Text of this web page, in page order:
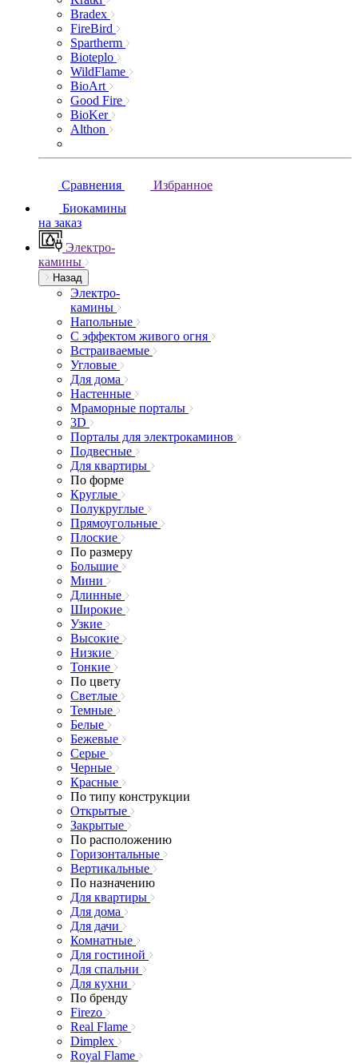
Bradex
FireBird
Spartherm
Bioteplo
WildFlame
BioArt
Good Fire
BioKer
Althon
Сравнения
Избранное
Биокамины
на заказ
Электро-
камины
Назад
Электро-
камины
Напольные
С эффектом живого огня
Встраиваемые
Угловые
Для дома
Настенные
Мраморные порталы
3D
Порталы для электрокаминов
Подвесные
Для квартиры
По форме
Круглые
Полукруглые
Прямоугольные
Плоские
По размеру
Большие
Мини
Длинные
Широкие
Узкие
Высокие
Низкие
Тонкие
По цвету
Светлые
Темные
Белые
Бежевые
Серые
Черные
Красные
По типу конструкции
Открытые
Закрытые
По расположению
Горизонтальные
Вертикальные
По назначению
Для квартиры
Для дома
Для дачи
Комнатные
Для гостиной
Для спальни
Для кухни
По бренду
Firezo
Real Flame
Dimplex
Royal Flame